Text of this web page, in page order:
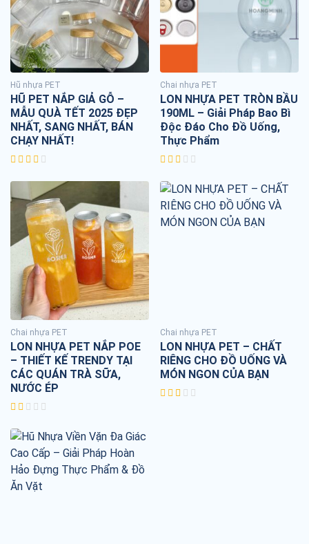
Hũ nhựa PET
HŨ PET NẮP GIẢ GỖ –
MẪU QUÀ TẾT 2025 ĐẸP
NHẤT, SANG NHẤT, BÁN
CHẠY NHẤT!
Chai nhựa PET
LON NHỰA PET TRÒN BẦU
190ML – Giải Pháp Bao Bì
Độc Đáo Cho Đồ Uống,
Thực Phẩm
Chai nhựa PET
LON NHỰA PET NẮP POE
– THIẾT KẾ TRENDY TẠI
CÁC QUÁN TRÀ SỮA,
NƯỚC ÉP
Chai nhựa PET
LON NHỰA PET – CHẤT
RIÊNG CHO ĐỒ UỐNG VÀ
MÓN NGON CỦA BẠN